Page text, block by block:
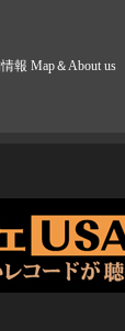
報 Map＆About us